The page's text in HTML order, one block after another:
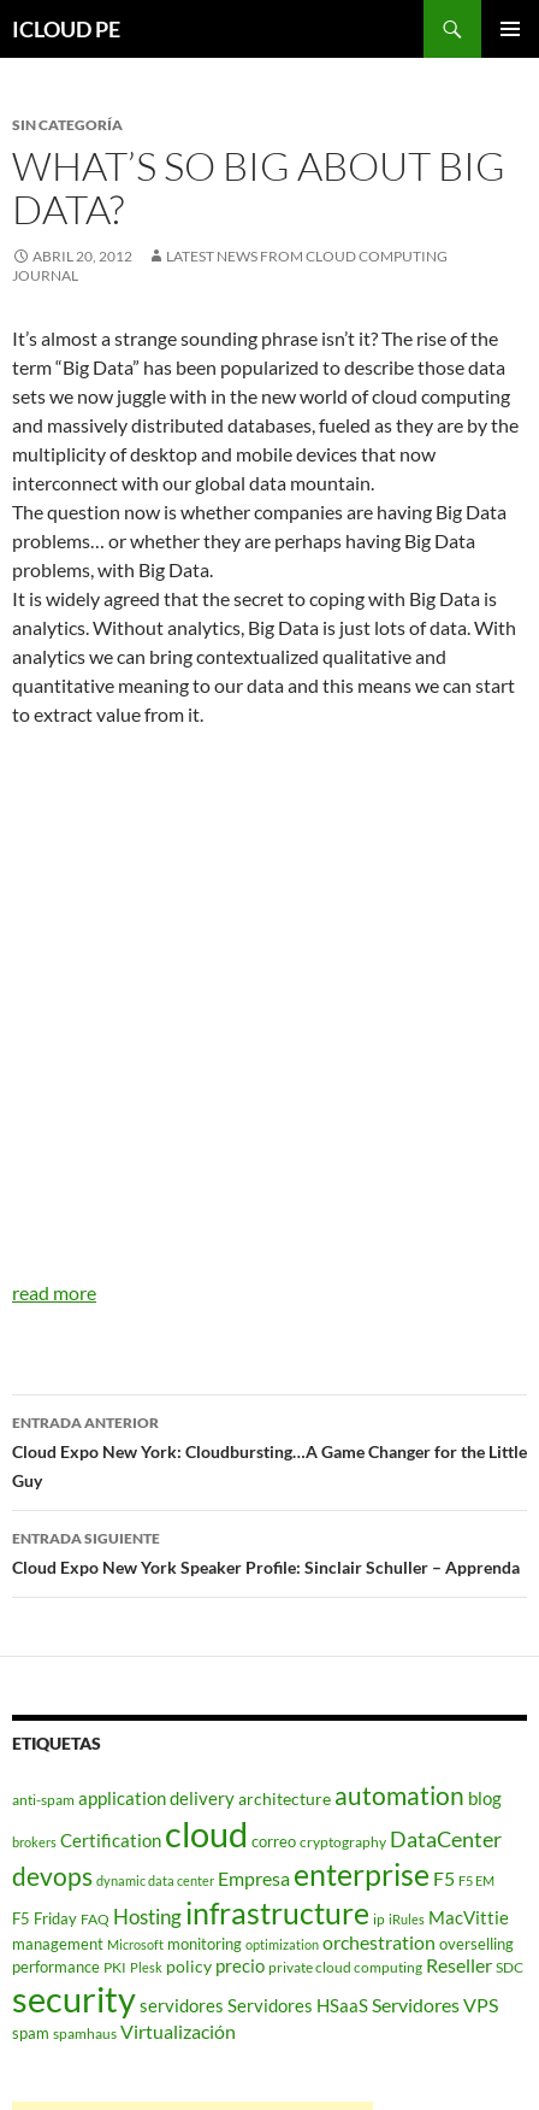
hacia
ICLOUD PE
SIN CATEGORÍA
WHAT’S SO BIG ABOUT BIG
DATA?
ABRIL 20, 2012
LATEST NEWS FROM CLOUD COMPUTING
JOURNAL
It’s almost a strange sounding phrase isn’t it? The rise of the
term “Big Data” has been popularized to describe those data
sets we now juggle with in the new world of cloud computing
and massively distributed databases, fueled as they are by the
multiplicity of desktop and mobile devices that now
interconnect with our global data mountain.
The question now is whether companies are having Big Data
problems… or whether they are perhaps having Big Data
problems, with Big Data.
It is widely agreed that the secret to coping with Big Data is
analytics. Without analytics, Big Data is just lots of data. With
analytics we can bring contextualized qualitative and
quantitative meaning to our data and this means we can start
to extract value from it.
read more
Navegador
de
entradas
ENTRADA ANTERIOR
Cloud Expo New York: Cloudbursting…A Game Changer for the Little
Guy
ENTRADA SIGUIENTE
Cloud Expo New York Speaker Profile: Sinclair Schuller – Apprenda
ETIQUETAS
anti-spam application deliveryarchitecture automation blog
brokers Certification cloud correo cryptography DataCenter
devops dynamic data center Empresa enterprise F5 F5 EM
F5 Friday FAQ Hostinginfrastructure ip iRules MacVittie
management Microsoft monitoring optimization orchestration overselling
performance PKI Plesk policy precio private cloud computing Reseller SDC
securityservidores Servidores HSaaSServidores VPS
spam spamhaus Virtualización